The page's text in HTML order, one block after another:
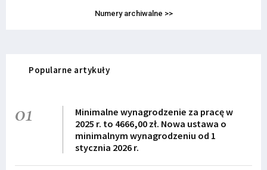
Numery archiwalne >>
Popularne artykuły
01
Minimalne wynagrodzenie za pracę w
2025 r. to 4666,00 zł. Nowa ustawa o
minimalnym wynagrodzeniu od 1
stycznia 2026 r.